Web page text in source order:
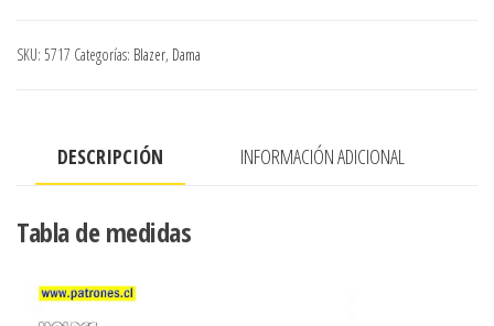
INTEGRADO
cantidad
SKU: 5717 Categorías: Blazer, Dama
DESCRIPCIÓN INFORMACIÓN ADICIONAL
Tabla de medidas